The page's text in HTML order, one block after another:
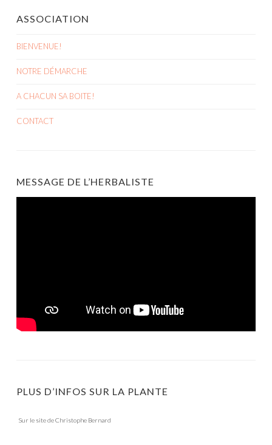
ASSOCIATION
BIENVENUE!
NOTRE DÉMARCHE
A CHACUN SA BOITE!
CONTACT
MESSAGE DE L’HERBALISTE
PLUS D’INFOS SUR LA PLANTE
Sur le site de Christophe Bernard